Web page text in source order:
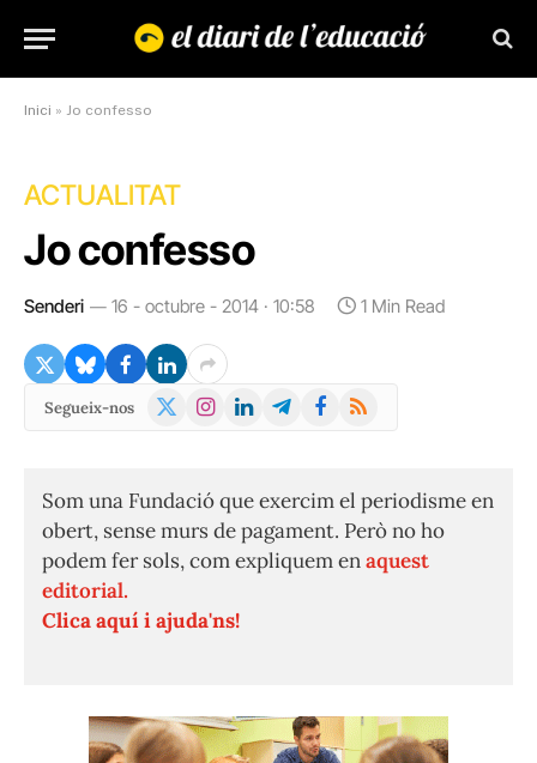
Inici » Jo confesso
ACTUALITAT
Jo confesso
Senderi 16 - octubre - 2014 · 10:58 1 Min Read
Segueix-nos
X
Instagram
LinkedInTelegramFacebook
RSS
Som una Fundació que exercim el periodisme en
obert, sense murs de pagament. Però no ho
podem fer sols, com expliquem enaquest
editorial.
Clica aquí i ajuda'ns!